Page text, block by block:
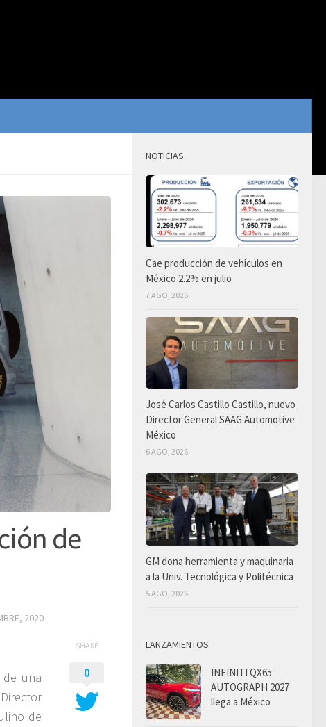
de
2020
de una
de
SHARE
0
NOTICIAS
Cae producción de vehículos en
México 2.2% en julio
7 AGO, 2026
José Carlos Castillo Castillo, nuevo
Director General SAAG Automotive
México
6 AGO, 2026
GM dona herramienta y maquinaria
a la Univ. Tecnológica y Politécnica
5 AGO, 2026
LANZAMIENTOS
INFINITI QX65
AUTOGRAPH 2027
llega a México